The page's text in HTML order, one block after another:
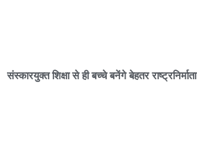
संस्कारयुक्त शिक्षा से ही बच्चे बनेंगे बेहतर राष्ट्रनिर्माता